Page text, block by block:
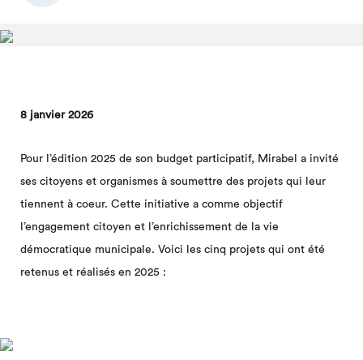
8 janvier 2026
Pour l’édition 2025 de son budget participatif, Mirabel a invité
ses citoyens et organismes à soumettre des projets qui leur
tiennent à coeur. Cette initiative a comme objectif
l’engagement citoyen et l’enrichissement de la vie
démocratique municipale. Voici les cinq projets qui ont été
retenus et réalisés en 2025 :